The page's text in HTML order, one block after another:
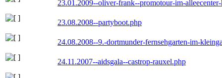
23.01.2009--oliver-frank--promotour-im-
23.08.2008--partyboot.php
24.08.2008--9.-dortmunder-fernsehgarten-im-
24.11.2007--aidsgala--castrop-rauxel.php